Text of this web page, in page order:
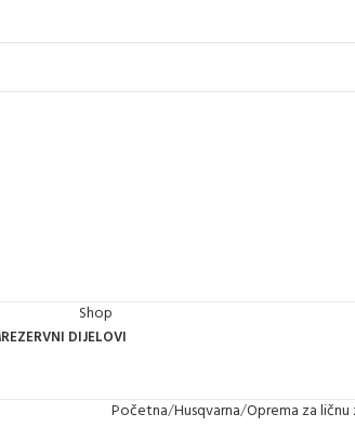
Shop
REZERVNI DIJELOVI
Početna Husqvarna Oprema za